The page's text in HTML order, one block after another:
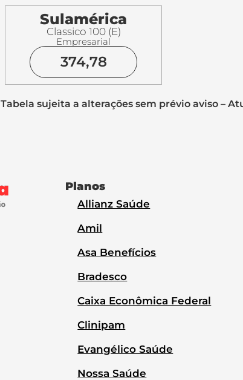
Sulamérica
Classico 100 (E)
Empresarial
374,78
Tabela sujeita a alterações sem prévio aviso –
Planos
Allianz Saúde
Amil
Asa Benefícios
Bradesco
Caixa Econômica Federal
Clinipam
Evangélico Saúde
Nossa Saúde